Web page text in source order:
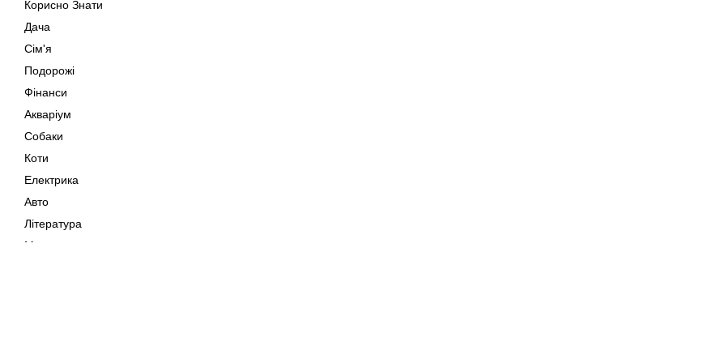
Корисно Знати
Дача
Сім'я
Подорожі
Фінанси
Акваріум
Собаки
Коти
Електрика
Авто
Література
Музика